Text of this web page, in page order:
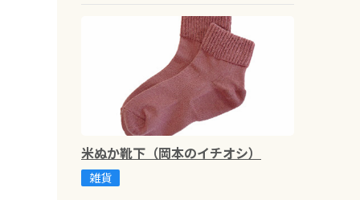
米ぬか靴下（岡本のイチオシ）
雑貨